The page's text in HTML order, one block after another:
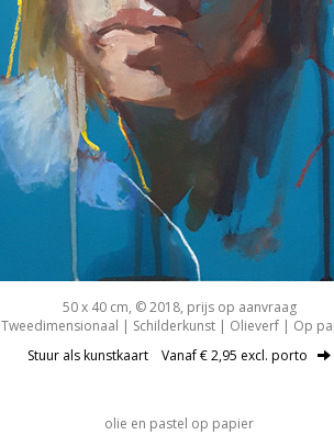
50 x 40 cm, © 2018, prijs op aanvraag
Tweedimensionaal | Schilderkunst | Olieverf | Op
Stuur als kunstkaart Vanaf € 2,95 excl. porto
olie en pastel op papier